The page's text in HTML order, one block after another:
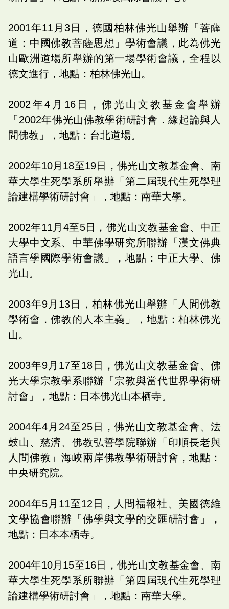
2001年11月3日，德國柏林佛光山舉辦「菩薩
道：中國佛教菩薩思想」學術會議，此為佛光
山歐洲道場所舉辦的第一場學術會議，全程以
德文進行，地點：柏林佛光山。
2002年4月16日，佛光山文教基金會舉辦
「2002年佛光山佛教學術研討會．緣起論與人
間佛教」，地點：台北道場。
2002年10月18至19日，佛光山文教基金會、南
華大學生死學系所舉辦「第二屆現代生死學理
論建構學術研討會」，地點：南華大學。
2002年11月4至5日，佛光山文教基金會、中正
大學中文系、中華佛學研究所聯辦「漢文佛典
語言學國際學術會議」，地點：中正大學、佛
光山。
2003年9月13日，柏林佛光山舉辦「人間佛教
學術會．佛教的人本主義」，地點：柏林佛光
山。
2003年9月17至18日，佛光山文教基金會、佛
光大學宗教學系聯辦「宗教與當代世界學術研
討會」，地點：日本佛光山本栖寺。
2004年4月24至25日，佛光山文教基金會、法
鼓山、慈濟、佛教弘誓學院聯辦「印順長老與
人間佛教」海峽兩岸佛教學術研討會，地點：
中央研究院。
2004年5月11至12日，人間福報社、美國德維
文學協會聯辦「佛學與文學的交匯研討會」，
地點：日本本栖寺。
2004年10月15至16日，佛光山文教基金會、南
華大學生死學系所聯辦「第四屆現代生死學理
論建構學術研討會」，地點：南華大學。